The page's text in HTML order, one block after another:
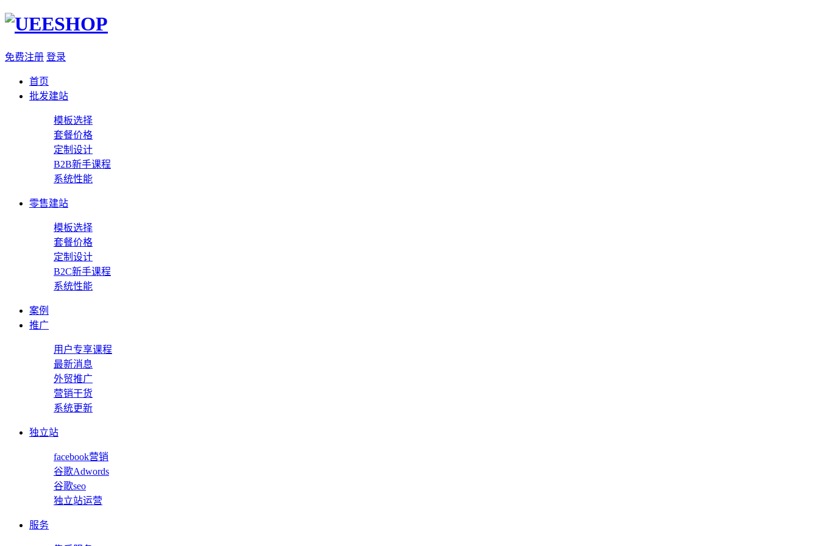
免费注册 登录
首页
批发建站
模板选择
套餐价格
定制设计
B2B新手课程
系统性能
零售建站
模板选择
套餐价格
定制设计
B2C新手课程
系统性能
案例
推广
用户专享课程
最新消息
外贸推广
营销干货
系统更新
独立站
facebook营销
谷歌Adwords
谷歌seo
独立站运营
服务